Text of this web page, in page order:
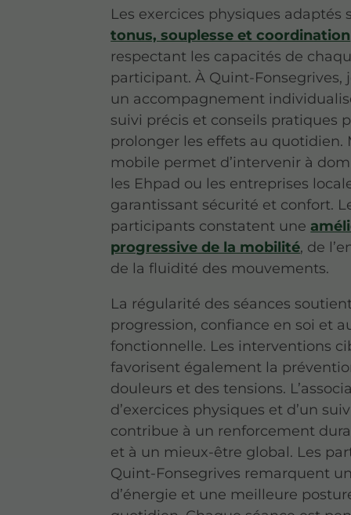
Les exercices physiques adaptés
tonus, souplesse et coordination
respectant les capacités de
participant. À Quint-Fonsegrives,
un accompagnement
suivi précis et conseils pratiques
prolonger les effets au quotidien.
mobile permet d’intervenir à
les Ehpad ou les entreprises
garantissant sécurité et confort.
participants constatent une
progressive de la mobilité, de
de la fluidité des mouvements.
La régularité des séances
progression, confiance en soi et
fonctionnelle. Les interventions
favorisent également la
douleurs et des tensions.
d’exercices physiques et d’un
contribue à un renforcement
et à un mieux-être global. Les
Quint-Fonsegrives remarquent
d’énergie et une meilleure